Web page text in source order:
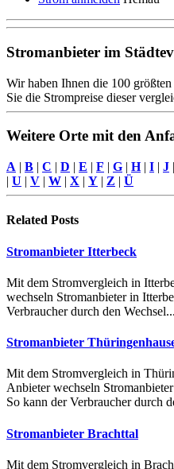
Stromanbieter im
Wir haben Ihnen die 100
Sie die Strompreise dieser
Weitere Orte mit den
A | B | C | D | E | F | G | H| I | J |
| U | V | W | X | Y | Z | Ü
Related Posts
Stromanbieter Itterbeck
Mit dem Stromvergleich in
wechseln Stromanbieter in
Verbraucher durch den Wechsel...
Stromanbieter
Mit dem Stromvergleich in
Anbieter wechseln
So kann der Verbraucher durch
Stromanbieter Brachttal
Mit dem Stromvergleich in